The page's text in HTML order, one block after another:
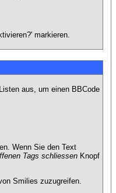
markieren.
aus, um einen BBCode
Wenn Sie den Text
Tags schliessenKnopf
Smilies zuzugreifen.